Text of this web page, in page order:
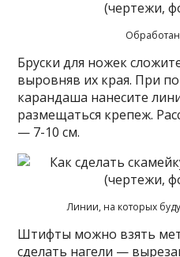
Бруски для ножек
выровняв их края. При
карандаша нанесите
размещаться крепеж.
— 7-10 см.
Линии, на которых
Штифты можно взять
сделать нагели —